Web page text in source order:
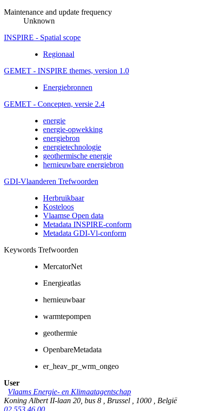
Maintenance and update frequency
Unknown
INSPIRE - Spatial scope
Regionaal
GEMET - INSPIRE themes, version 1.0
Energiebronnen
GEMET - Concepten, versie 2.4
energie
energie-opwekking
energiebron
energietechnologie
geothermische energie
hernieuwbare energiebron
GDI-Vlaanderen Trefwoorden
Herbruikbaar
Kosteloos
Vlaamse Open data
Metadata INSPIRE-conform
Metadata GDI-Vl-conform
Keywords Trefwoorden
MercatorNet
Energieatlas
hernieuwbaar
warmtepompen
geothermie
OpenbareMetadata
er_heav_pr_wrm_ongeo
User
Vlaams Energie- en Klimaatagentschap
Koning Albert II-laan 20, bus 8
Brussel 1000
België
02 553 46 00